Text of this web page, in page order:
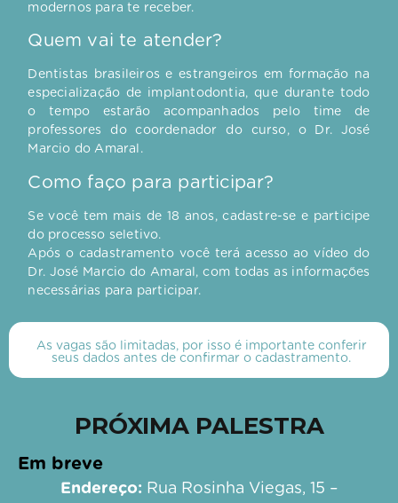
modernos para te receber.
Quem vai te atender?
Dentistas brasileiros e estrangeiros em formação na
especialização de implantodontia, que durante todo
o tempo estarão acompanhados pelo time de
professores do coordenador do curso, o Dr. José
Marcio do Amaral.
Como faço para participar?
Se você tem mais de 18 anos, cadastre-se e participe
do processo seletivo.
Após o cadastramento você terá acesso ao vídeo do
Dr. José Marcio do Amaral, com todas as informações
necessárias para participar.
As vagas são limitadas, por isso é importante conferir
seus dados antes de confirmar o cadastramento.
PRÓXIMA PALESTRA
Em breve
Endereço: Rua Rosinha Viegas, 15 –